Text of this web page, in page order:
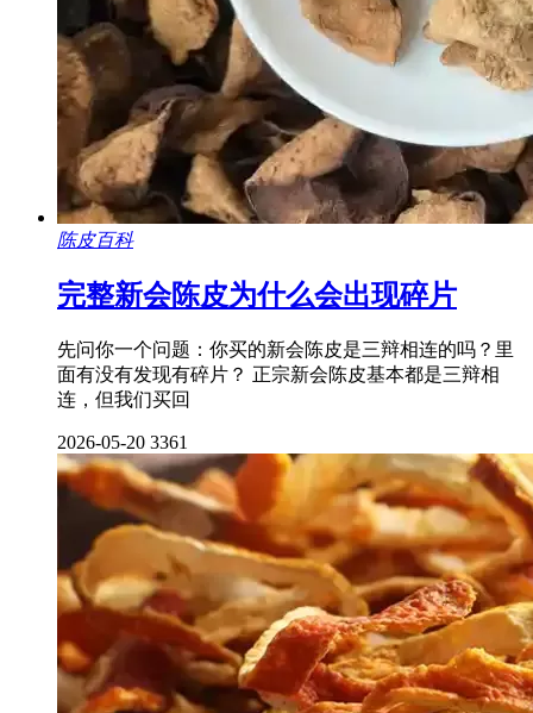
陈皮百科
完整新会陈皮为什么会出现碎片
先问你一个问题：你买的新会陈皮是三辩相连的吗？里
面有没有发现有碎片？ 正宗新会陈皮基本都是三辩相
连，但我们买回
2026-05-20 3361